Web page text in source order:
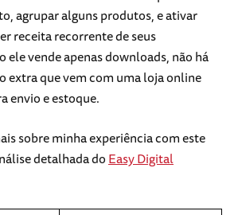
agrupar alguns produtos, e ativar
receita recorrente de seus
ele vende apenas downloads, não há
extra que vem com uma loja online
envio e estoque.
sobre minha experiência com este
detalhada doEasy Digital